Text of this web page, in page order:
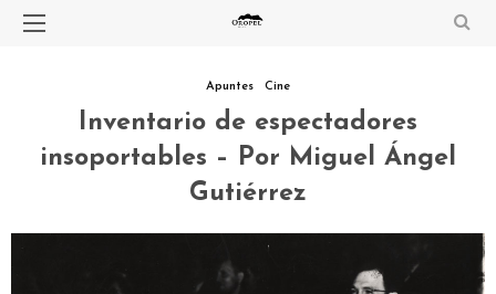
Apuntes Cine
Inventario de espectadores
insoportables – Por Miguel Ángel
Gutiérrez